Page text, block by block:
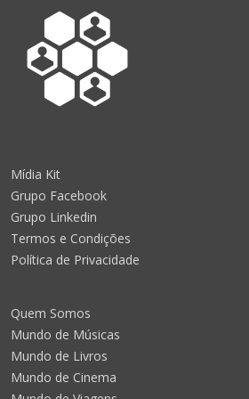
Mídia Kit
Grupo Facebook
Grupo Linkedin
Termos e Condições
Política de Privacidade
Quem Somos
Mundo de Músicas
Mundo de Livros
Mundo de Cinema